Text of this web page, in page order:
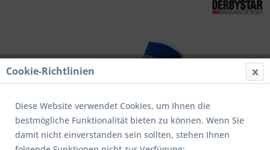
Cookie-Richtlinien
Diese Website verwendet Cookies, um Ihnen die
bestmögliche Funktionalität bieten zu können. Wenn Sie
damit nicht einverstanden sein sollten, stehen Ihnen